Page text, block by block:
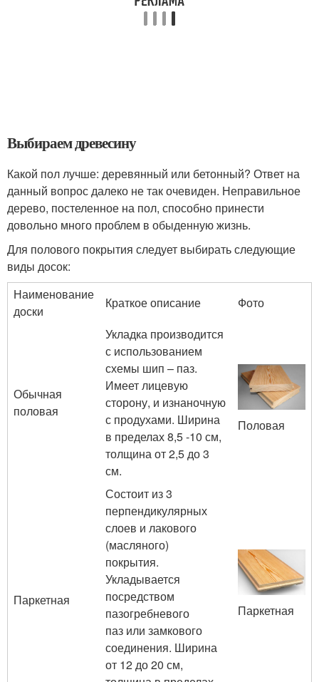
Выбираем древесину
Какой пол лучше: деревянный или бетонный? Ответ на
данный вопрос далеко не так очевиден. Неправильное
дерево, постеленное на пол, способно принести
довольно много проблем в обыденную жизнь.
Для полового покрытия следует выбирать следующие
виды досок:
Наименование
доски
Краткое описание Фото
Обычная
половая
Укладка производится
с использованием
схемы шип – паз.
Имеет лицевую
сторону, и изнаночную
с продухами. Ширина
в пределах 8,5 -10 см,
толщина от 2,5 до 3
см.
Половая
Паркетная
Состоит из 3
перпендикулярных
слоев и лакового
(масляного)
покрытия.
Укладывается
посредством
пазогребневого
паз или замкового
соединения. Ширина
от 12 до 20 см,
Паркетная